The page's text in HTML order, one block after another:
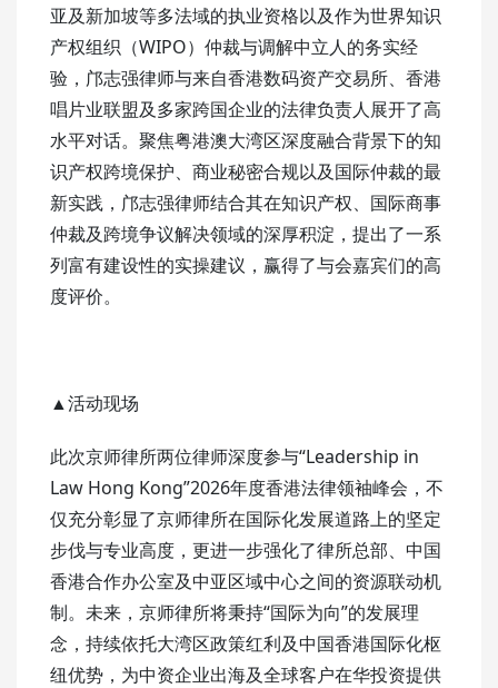
亚及新加坡等多法域的执业资格以及作为世界知识
产权组织（WIPO）仲裁与调解中立人的务实经
验，邝志强律师与来自香港数码资产交易所、香港
唱片业联盟及多家跨国企业的法律负责人展开了高
水平对话。聚焦粤港澳大湾区深度融合背景下的知
识产权跨境保护、商业秘密合规以及国际仲裁的最
新实践，邝志强律师结合其在知识产权、国际商事
仲裁及跨境争议解决领域的深厚积淀，提出了一系
列富有建设性的实操建议，赢得了与会嘉宾们的高
度评价。
▲活动现场
此次京师律所两位律师深度参与“Leadership in
Law Hong Kong”2026年度香港法律领袖峰会，不
仅充分彰显了京师律所在国际化发展道路上的坚定
步伐与专业高度，更进一步强化了律所总部、中国
香港合作办公室及中亚区域中心之间的资源联动机
制。未来，京师律所将秉持“国际为向”的发展理
念，持续依托大湾区政策红利及中国香港国际化枢
纽优势，为中资企业出海及全球客户在华投资提供